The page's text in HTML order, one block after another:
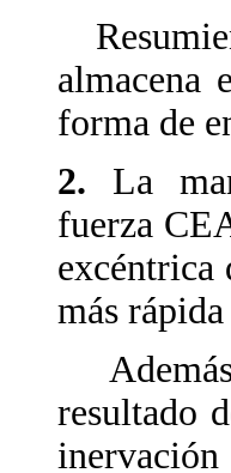
almacena
forma de
2. La
fuerza
excéntrica
más
Además
resultado